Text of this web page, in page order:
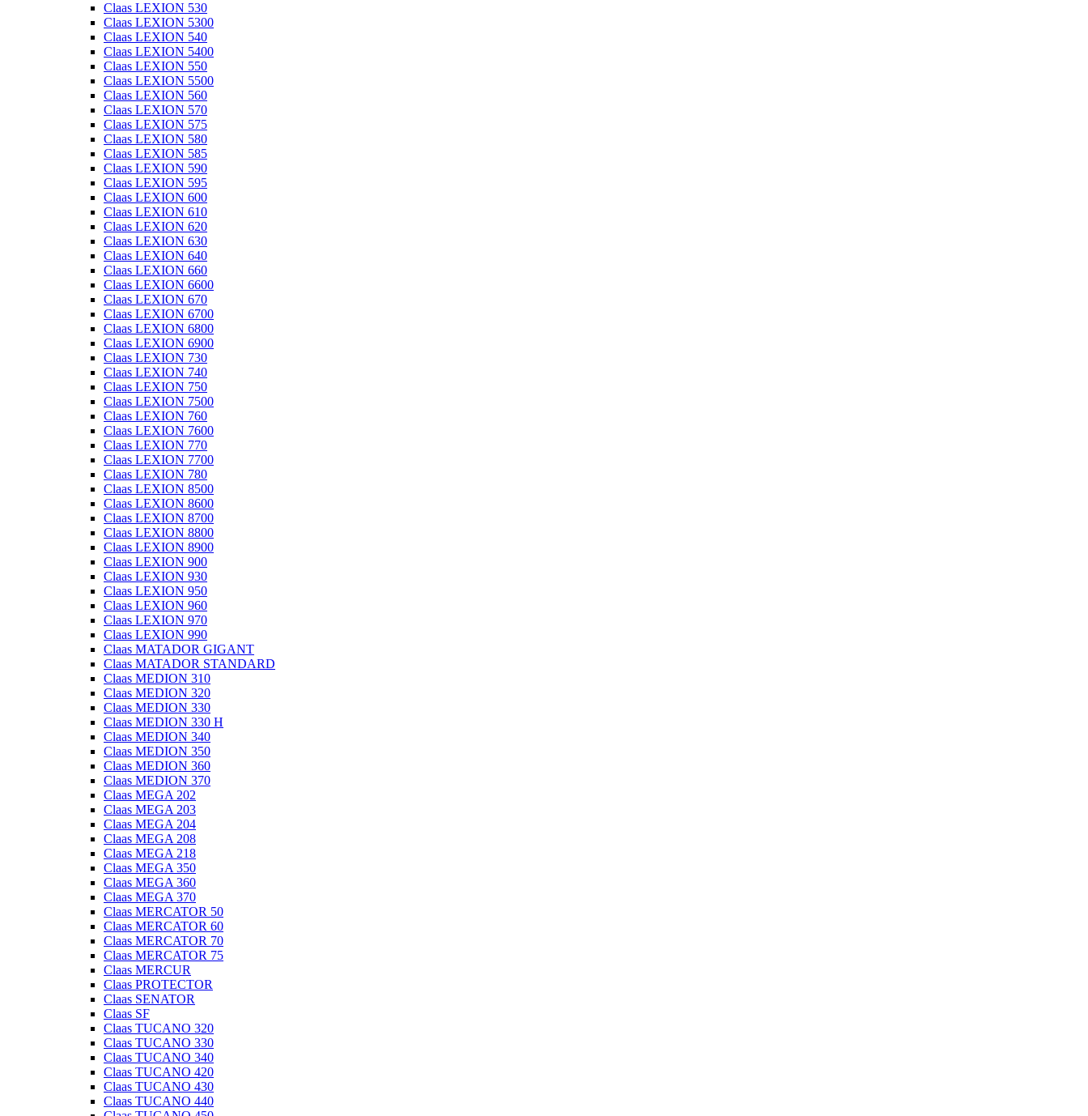
Claas LEXION 530
Claas LEXION 5300
Claas LEXION 540
Claas LEXION 5400
Claas LEXION 550
Claas LEXION 5500
Claas LEXION 560
Claas LEXION 570
Claas LEXION 575
Claas LEXION 580
Claas LEXION 585
Claas LEXION 590
Claas LEXION 595
Claas LEXION 600
Claas LEXION 610
Claas LEXION 620
Claas LEXION 630
Claas LEXION 640
Claas LEXION 660
Claas LEXION 6600
Claas LEXION 670
Claas LEXION 6700
Claas LEXION 6800
Claas LEXION 6900
Claas LEXION 730
Claas LEXION 740
Claas LEXION 750
Claas LEXION 7500
Claas LEXION 760
Claas LEXION 7600
Claas LEXION 770
Claas LEXION 7700
Claas LEXION 780
Claas LEXION 8500
Claas LEXION 8600
Claas LEXION 8700
Claas LEXION 8800
Claas LEXION 8900
Claas LEXION 900
Claas LEXION 930
Claas LEXION 950
Claas LEXION 960
Claas LEXION 970
Claas LEXION 990
Claas MATADOR GIGANT
Claas MATADOR STANDARD
Claas MEDION 310
Claas MEDION 320
Claas MEDION 330
Claas MEDION 330 H
Claas MEDION 340
Claas MEDION 350
Claas MEDION 360
Claas MEDION 370
Claas MEGA 202
Claas MEGA 203
Claas MEGA 204
Claas MEGA 208
Claas MEGA 218
Claas MEGA 350
Claas MEGA 360
Claas MEGA 370
Claas MERCATOR 50
Claas MERCATOR 60
Claas MERCATOR 70
Claas MERCATOR 75
Claas MERCUR
Claas PROTECTOR
Claas SENATOR
Claas SF
Claas TUCANO 320
Claas TUCANO 330
Claas TUCANO 340
Claas TUCANO 420
Claas TUCANO 430
Claas TUCANO 440